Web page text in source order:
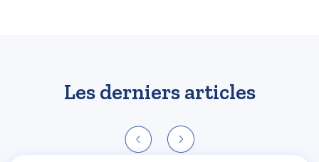
Les derniers articles